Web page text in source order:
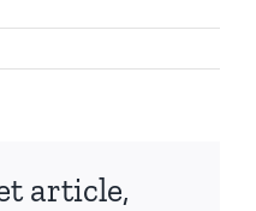
article,